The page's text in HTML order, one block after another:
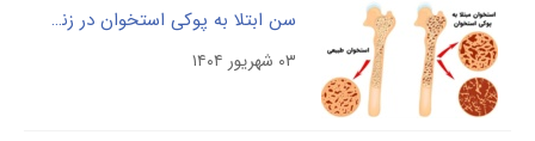
سن ابتلا به پوکی استخوان در زنان و مردان چقدر است؟
۰۳ شهریور ۱۴۰۴